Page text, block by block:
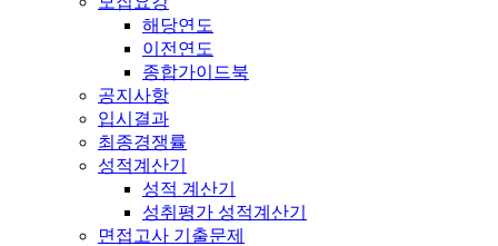
해당연도
이전연도
종합가이드북
공지사항
입시결과
최종경쟁률
성적계산기
성적 계산기
성취평가 성적계산기
면접고사 기출문제